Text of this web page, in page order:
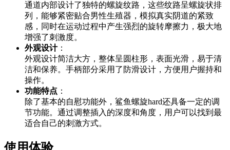
通道内部设计了独特的螺旋纹路，这些纹路呈螺旋状排
列，能够紧密贴合男性生殖器，模拟真实阴道的紧致
感，同时在运动过程中产生强烈的旋转摩擦力，极大地
增强了刺激度。
外观设计：
外观设计简洁大方，整体呈圆柱形，表面光滑，易于清
洁和保养。手柄部分采用了防滑设计，方便用户握持和
操作。
功能特点 ：
除了基本的自慰功能外，鲨鱼螺旋hard还具备一定的调
节功能。通过调整插入的深度和角度，用户可以找到最
适合自己的刺激方式。